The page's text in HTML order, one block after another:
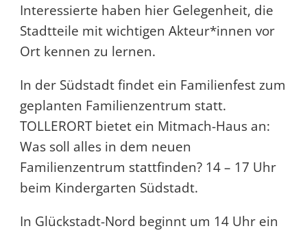
Interessierte haben hier Gelegenheit, die
Stadtteile mit wichtigen Akteur*innen vor
Ort kennen zu lernen.
In der Südstadt findet ein Familienfest zum
geplanten Familienzentrum statt.
TOLLERORT bietet ein Mitmach-Haus an:
Was soll alles in dem neuen
Familienzentrum stattfinden? 14 – 17 Uhr
beim Kindergarten Südstadt.
In Glückstadt-Nord beginnt um 14 Uhr ein